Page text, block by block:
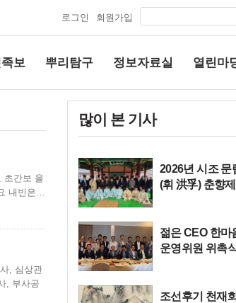
로그인 회원가입
보 뿌리탐구 정보자료실 열린마
초간보 을
내빈은…
, 심상관
, 부사공
많이 본 기사
2026년 시조 문
(휘 洪孚) 춘향
젊은 CEO 한마
운영위원 위촉
조선후기 천재